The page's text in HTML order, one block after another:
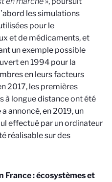
les simulations
pour le
et de médicaments, et
un exemple possible
en 1994 pour la
en leurs facteurs
2017, les premières
à longue distance ont été
annoncé, en 2019, un
effectué par un ordinateur
réalisable sur des
France : écosystèmes et